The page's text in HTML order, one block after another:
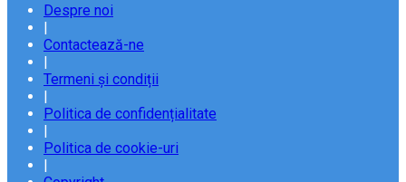
Despre noi
|
Contactează-ne
|
Termeni și condiții
|
Politica de confidențialitate
|
Politica de cookie-uri
|